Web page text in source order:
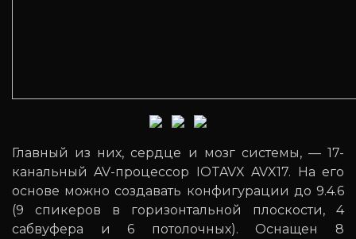
Главный из них, сердце и мозг системы, — 17-
канальный AV-процессор IOTAVX AVX17. На его
основе можно создавать конфигурации до 9.4.6
(9 спикеров в горизонтальной плоскости, 4
сабвуфера и 6 потолочных). Оснащен 8